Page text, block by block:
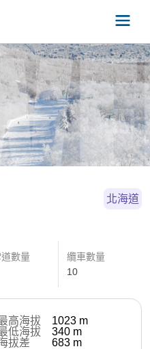
北海道
數量
纜車數量
10
高海拔 1023 m
低海拔
340 m
拔差
683 m